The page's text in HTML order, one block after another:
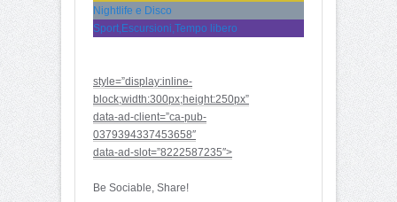
Nightlife e Disco
Sport,Escursioni,Tempo libero
style=”display:inline-
block;width:300px;height:250px”
data-ad-client=”ca-pub-
0379394337453658″
data-ad-slot=”8222587235″>
Be Sociable, Share!